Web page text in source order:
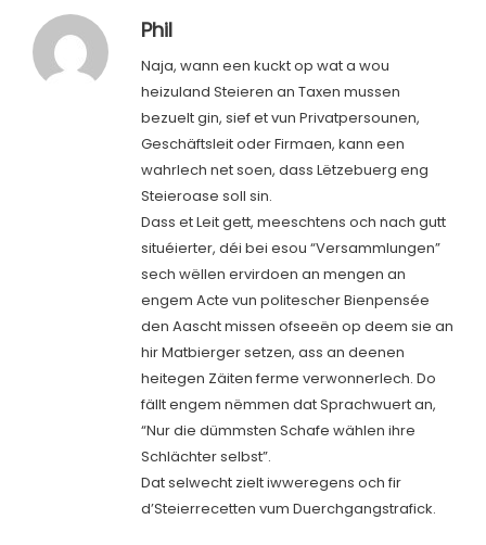
Phil
Naja, wann een kuckt op wat a wou
heizuland Steieren an Taxen mussen
bezuelt gin, sief et vun Privatpersounen,
Geschäftsleit oder Firmaen, kann een
wahrlech net soen, dass Lëtzebuerg eng
Steieroase soll sin.
Dass et Leit gett, meeschtens och nach gutt
situéierter, déi bei esou “Versammlungen”
sech wëllen ervirdoen an mengen an
engem Acte vun politescher Bienpensée
den Aascht missen ofseeën op deem sie an
hir Matbierger setzen, ass an deenen
heitegen Zäiten ferme verwonnerlech. Do
fällt engem nëmmen dat Sprachwuert an,
“Nur die dümmsten Schafe wählen ihre
Schlächter selbst”.
Dat selwecht zielt iwweregens och fir
d’Steierrecetten vum Duerchgangstrafick.